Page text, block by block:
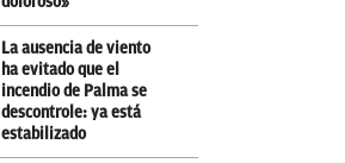
La ausencia de viento
ha evitado que el
incendio de Palma se
descontrole: ya está
estabilizado